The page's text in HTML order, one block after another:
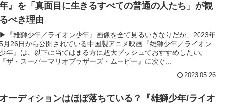
年』を「真面目に生きるすべての普通の人たち」が観
るべき理由
▶︎『雄獅少年／ライオン少年』画像を全て見るいきなりだが、2023年
5月26日から公開されている中国製アニメ映画『雄獅少年／ライオン
少年』は、以下に当てはまる方に超大プッシュでおすすめしたい。
『ザ・スーパーマリオブラザーズ・ムービー』に次ぐ...
2023.05.26
オーディションはほぼ落ちている？『雄獅少年/ライオ